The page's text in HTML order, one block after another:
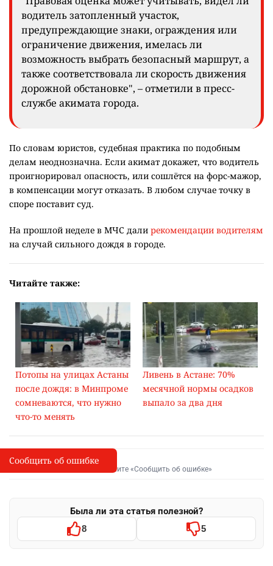
водитель затопленный участок,
предупреждающие знаки, ограждения или
ограничение движения, имелась ли
возможность выбрать безопасный маршрут, а
также соответствовала ли скорость движения
дорожной обстановке", – отметили в пресс-
службе акимата города.
По словам юристов, судебная практика по подобным
делам неоднозначна. Если акимат докажет, что водитель
проигнорировал опасность, или сошлётся на форс-мажор,
в компенсации могут отказать. В любом случае точку в
споре поставит суд.
На прошлой неделе в МЧС дали рекомендации водителям
на случай сильного дождя в городе.
Читайте также:
Потопы на улицах Астаны
после дождя: в Минпроме
сомневаются, что нужно
что-то менять
Ливень в Астане: 70%
месячной нормы осадков
выпало за два дня
I
Сообщить об опечатке
Выделите фрагмент и нажмите «Сообщить об ошибке»
Была ли эта статья полезной?
8 5
Сообщить об ошибке